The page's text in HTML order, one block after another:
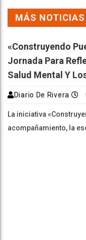
MÁS NOTICIAS
«Construyendo
Jornada Para
Salud Mental Y
Diario De Rivera
La iniciativa
acompañamiento, la